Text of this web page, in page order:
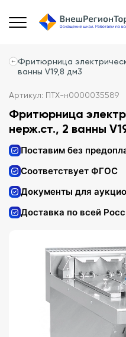
Фритюрница
ванны V19,8 дм3
Артикул: ПТХ-н0000035589
Фритюрница
нерж.ст., 2 ванны
Поставим без
Соответствует ФГОС
Документы для
Доставка по всей